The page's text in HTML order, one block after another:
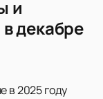
и
декабре
в 2025 году